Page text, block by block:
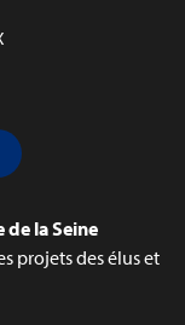
de la Seine
projets des élus et